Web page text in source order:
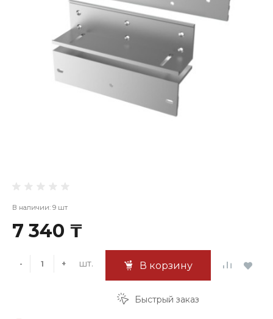
В наличии: 9 шт
7 340 ₸
- + шт. В корзину
Быстрый заказ